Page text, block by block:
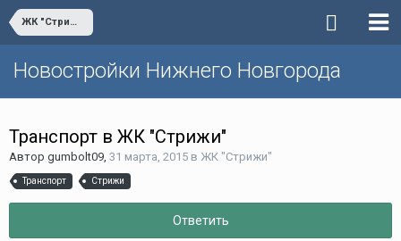
ЖК "Стрижи"
Новостройки Нижнего Новгорода
Транспорт в ЖК "Стрижи"
Автор gumbolt09, 31 марта, 2015 в ЖК "Стрижи"
Транспорт Стрижи
Ответить